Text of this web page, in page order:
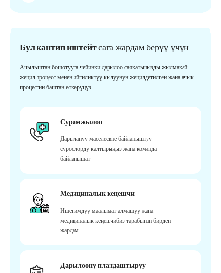
Бул кантип иштейтсага жардам берүү үчүн
Ачылыштан бошотууга чейинки дарылоо саякатыңызды жылмакай
жеңил процесс менен ийгиликтүү кылуунун жеңилдетилген жана ачык
процессин баштан өткөрүңүз.
Сурамжылоо
Дарылануу маселесине байланыштуу
суроолорду калтырыңыз жана команда
байланышат
Медициналык кеңешчи
Ишенимдүү маалымат алмашуу жана
медициналык кеңешчибиз тарабынан бирден
жардам
Дарылоону пландаштыруу